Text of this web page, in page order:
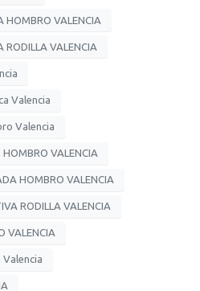
HOMBRO VALENCIA
RODILLA VALENCIA
Valencia
Valencia
VALENCIA
HOMBRO VALENCIA
RODILLA VALENCIA
VALENCIA